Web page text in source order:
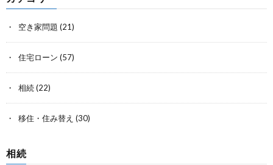
空き家問題 (21)
住宅ローン (57)
相続(22)
移住・住み替え (30)
相続